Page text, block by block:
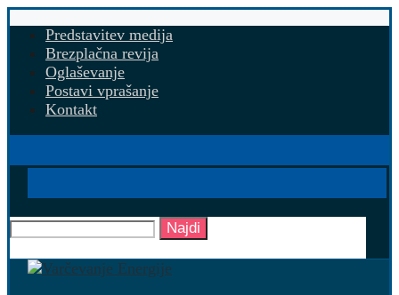
Predstavitev medija
Brezplačna revija
Oglaševanje
Postavi vprašanje
Kontakt
Najdi